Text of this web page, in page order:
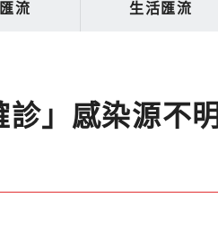
流 生活匯流
」感染源不明